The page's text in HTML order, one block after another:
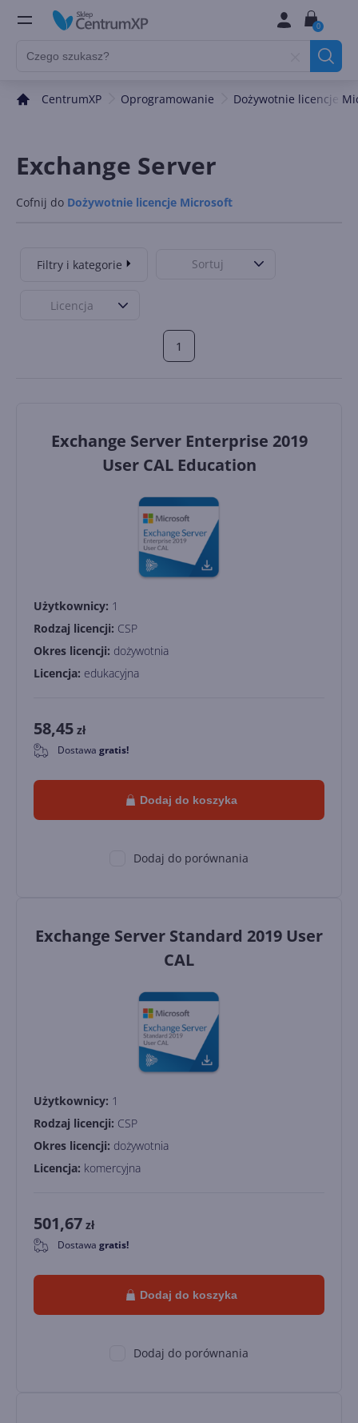
0
CentrumXP Oprogramowanie Dożywotnie licencje
Exchange Server
Cofnij do Dożywotnie licencje Microsoft
Filtry i kategorie Sortuj
Licencja
1
Exchange Server Enterprise 2019
User CAL Education
Użytkownicy: 1
Rodzaj licencji: CSP
Okres licencji: dożywotnia
Licencja: edukacyjna
58,45 zł
0 Dostawa gratis!
Dodaj do koszyka
Dodaj do porównania
Exchange Server Standard 2019 User
CAL
Użytkownicy: 1
Rodzaj licencji: CSP
Okres licencji: dożywotnia
Licencja: komercyjna
501,67 zł
0 Dostawa gratis!
Dodaj do koszyka
Dodaj do porównania